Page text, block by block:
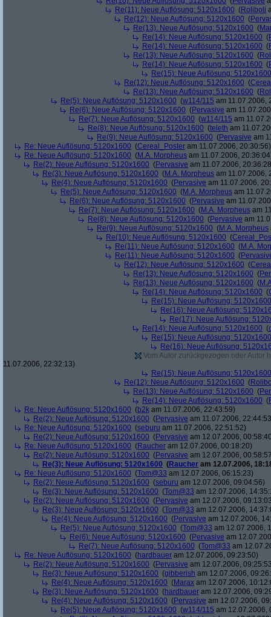
Re(11): Neue Auflösung: 5120x1600 (Roliboli
Re(12): Neue Auflösung: 5120x1600 (
Re(13): Neue Auflösung: 5120x1600 (
Re(14): Neue Auflösung: 5120x1600 (
Re(14): Neue Auflösung: 5120x1600 (
Re(13): Neue Auflösung: 5120x1600 (
Re(14): Neue Auflösung: 5120x1600 (
Re(15): Neue Auflösung: 5120x1600
Re(12): Neue Auflösung: 5120x1600 (
Re(13): Neue Auflösung: 5120x1600 (
Re(5): Neue Auflösung: 5120x1600 (w114/115 am 11.07.2006,
Re(6): Neue Auflösung: 5120x1600 (Pervasive am
Re(7): Neue Auflösung: 5120x1600 (w114/115 am
Re(8): Neue Auflösung: 5120x1600 (teleth am
Re(9): Neue Auflösung: 5120x1600 (Pervasive am
Re: Neue Auflösung: 5120x1600 (Cereal_Poster am 11.07.2006, 20:30:56)
Re: Neue Auflösung: 5120x1600 (M.A. Morpheus am 11.07.2006,
Re(2): Neue Auflösung: 5120x1600 (Pervasive am 11.07.2006,
Re(3): Neue Auflösung: 5120x1600 (M.A. Morpheus am 11.07.2006,
Re(4): Neue Auflösung: 5120x1600 (Pervasive am 11.07.2006,
Re(5): Neue Auflösung: 5120x1600 (M.A. Morpheus am
Re(6): Neue Auflösung: 5120x1600 (Pervasive am
Re(7): Neue Auflösung: 5120x1600 (M.A. Morpheus am
Re(8): Neue Auflösung: 5120x1600 (Pervasive am
Re(9): Neue Auflösung: 5120x1600 (M.A. Morpheus
Re(10): Neue Auflösung: 5120x1600 (
Re(11): Neue Auflösung: 5120x1600 (M.A.
Re(11): Neue Auflösung: 5120x1600 (
Re(12): Neue Auflösung: 5120x1600 (
Re(13): Neue Auflösung: 5120x1600 (
Re(13): Neue Auflösung: 5120x1600 (
Re(14): Neue Auflösung: 5120x1600 (
Re(15): Neue Auflösung: 5120x1600
Re(16): Neue Auflösung:
Re(17): Neue Auflösung:
Re(14): Neue Auflösung: 5120x1600 (
Re(15): Neue Auflösung: 5120x1600
Re(16): Neue Auflösung:
Vom Autor zurückgezogen oder Autor
11.07.2006, 22:32:13)
Re(15): Neue Auflösung: 5120x1600
Re(12): Neue Auflösung: 5120x1600 (
Re(13): Neue Auflösung: 5120x1600 (
Re(14): Neue Auflösung: 5120x1600 (
Re: Neue Auflösung: 5120x1600 (b2k am 11.07.2006, 22:43:59)
Re(2): Neue Auflösung: 5120x1600 (Pervasive am 11.07.2006,
Re: Neue Auflösung: 5120x1600 (seburu am 11.07.2006, 22:51:52)
Re(2): Neue Auflösung: 5120x1600 (Pervasive am 12.07.2006,
Re: Neue Auflösung: 5120x1600 (Raucher am 12.07.2006, 00:18:20)
Re(2): Neue Auflösung: 5120x1600 (Pervasive am 12.07.2006,
Re(3): Neue Auflösung: 5120x1600 (Raucher am 12.07.2006,
Re: Neue Auflösung: 5120x1600 (Tom@33 am 12.07.2006, 06:15:23)
Re(2): Neue Auflösung: 5120x1600 (seburu am 12.07.2006, 09:04:56)
Re(3): Neue Auflösung: 5120x1600 (Tom@33 am 12.07.2006,
Re(2): Neue Auflösung: 5120x1600 (Pervasive am 12.07.2006,
Re(3): Neue Auflösung: 5120x1600 (Tom@33 am 12.07.2006,
Re(4): Neue Auflösung: 5120x1600 (Pervasive am 12.07.2006,
Re(5): Neue Auflösung: 5120x1600 (Tom@33 am 12.07.2006,
Re(6): Neue Auflösung: 5120x1600 (Pervasive am
Re(7): Neue Auflösung: 5120x1600 (Tom@33 am
Re: Neue Auflösung: 5120x1600 (hardbauer am 12.07.2006, 09:23:50)
Re(2): Neue Auflösung: 5120x1600 (Pervasive am 12.07.2006,
Re(3): Neue Auflösung: 5120x1600 (gibberish am 12.07.2006,
Re(4): Neue Auflösung: 5120x1600 (Marax am 12.07.2006,
Re(3): Neue Auflösung: 5120x1600 (hardbauer am 12.07.2006,
Re(4): Neue Auflösung: 5120x1600 (Pervasive am 12.07.2006,
Re(5): Neue Auflösung: 5120x1600 (w114/115 am 12.07.2006,